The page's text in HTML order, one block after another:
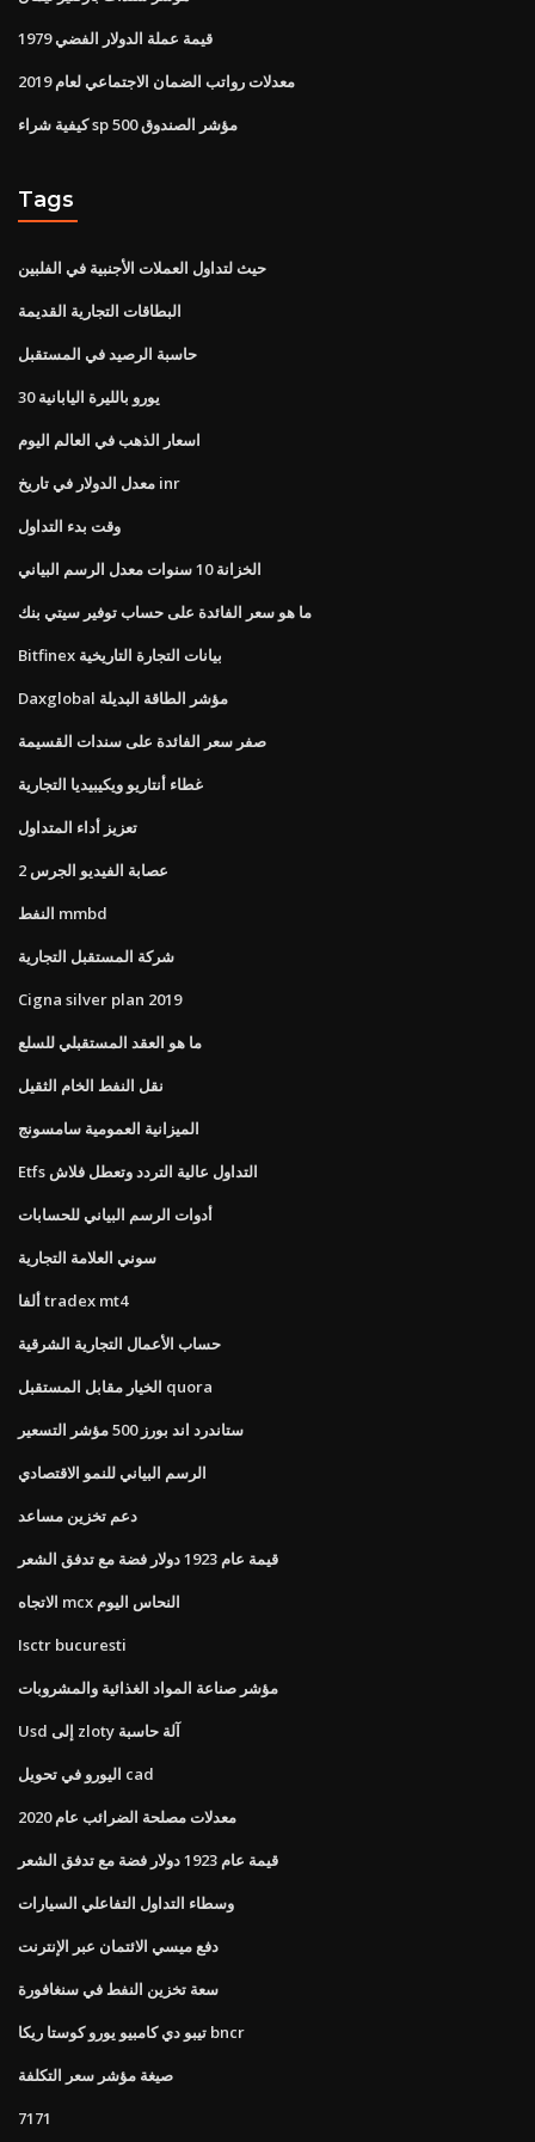
قيمة عملة الدولار الفضي 1979
معدلات رواتب الضمان الاجتماعي لعام 2019
كيفية شراء sp 500 مؤشر الصندوق
Tags
حيث لتداول العملات الأجنبية في الفلبين
البطاقات التجارية القديمة
حاسبة الرصيد في المستقبل
30 يورو بالليرة اليابانية
اسعار الذهب في العالم اليوم
معدل الدولار في تاريخ inr
وقت بدء التداول
الخزانة 10 سنوات معدل الرسم البياني
ما هو سعر الفائدة على حساب توفير سيتي بنك
Bitfinex بيانات التجارة التاريخية
Daxglobal مؤشر الطاقة البديلة
صفر سعر الفائدة على سندات القسيمة
غطاء أنتاريو ويكيبيديا التجارية
تعزيز أداء المتداول
عصابة الفيديو الجرس 2
النفط mmbd
شركة المستقبل التجارية
Cigna silver plan 2019
ما هو العقد المستقبلي للسلع
نقل النفط الخام الثقيل
الميزانية العمومية سامسونج
Etfs التداول عالية التردد وتعطل فلاش
أدوات الرسم البياني للحسابات
سوني العلامة التجارية
ألفا tradex mt4
حساب الأعمال التجارية الشرقية
الخيار مقابل المستقبل quora
ستاندرد اند بورز 500 مؤشر التسعير
الرسم البياني للنمو الاقتصادي
دعم تخزين مساعد
قيمة عام 1923 دولار فضة مع تدفق الشعر
الاتجاه mcx النحاس اليوم
Isctr bucuresti
مؤشر صناعة المواد الغذائية والمشروبات
Usd إلى zloty آلة حاسبة
اليورو في تحويل cad
معدلات مصلحة الضرائب عام 2020
قيمة عام 1923 دولار فضة مع تدفق الشعر
وسطاء التداول التفاعلي السيارات
دفع ميسي الائتمان عبر الإنترنت
سعة تخزين النفط في سنغافورة
تيبو دي كامبيو يورو كوستا ريكا bncr
صيغة مؤشر سعر التكلفة
7171